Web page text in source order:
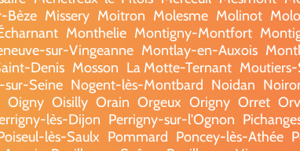
Bèze Missery Moitron Molesme Molinot
Monthelie Montigny-Montfort
sur-Vingeanne Montlay-en-Auxois
Denis Mosson La Motte-Ternant
sur-Seine Nogent-lès-Montbard Noidan
Oigny Oisilly Orain Orgeux Origny Orret
lès-Dijon Perrigny-sur-l'Ognon
lès-Saulx Pommard Poncey-lès-Athée